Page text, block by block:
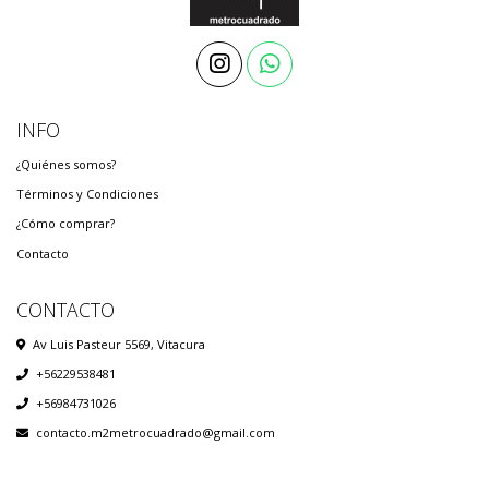
INFO
¿Quiénes somos?
Términos y Condiciones
¿Cómo comprar?
Contacto
CONTACTO
Av Luis Pasteur 5569, Vitacura
+56229538481
+56984731026
contacto.m2metrocuadrado@gmail.com